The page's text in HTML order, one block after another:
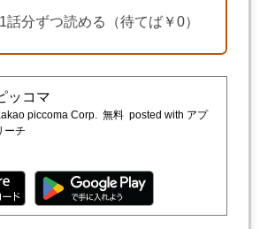
話分ずつ読める（待てば￥0）
ッコマ
piccoma Corp. 無料 posted with アプ
ーチ